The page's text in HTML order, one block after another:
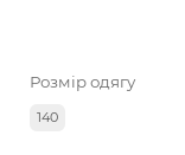
Розмір одягу
140